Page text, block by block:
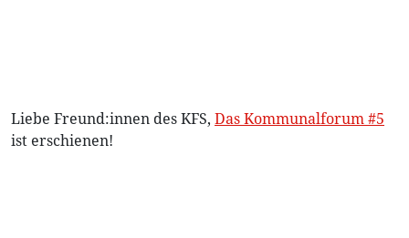
Liebe Freund:innen des KFS, Das Kommunalforum #5
ist erschienen!